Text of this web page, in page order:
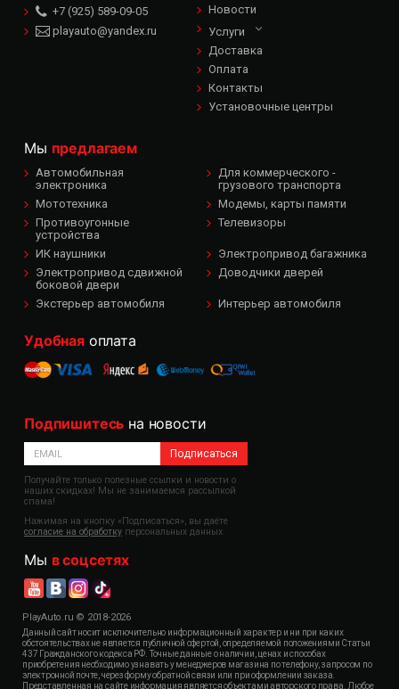
+7 (925) 589-09-05
playauto@yandex.ru
Новости
Услуги
Доставка
Оплата
Контакты
Установочные центры
Мы предлагаем
Автомобильная
электроника
Для коммерческого -
грузового транспорта
Мототехника
Модемы, карты памяти
Противоугонные
устройства
Телевизоры
ИК наушники
Электропривод багажника
Электропривод сдвижной
боковой двери
Доводчики дверей
Экстерьер автомобиля Интерьер автомобиля
Удобнаяоплата
Подпишитесь на новости
Подписаться
Получайте только полезные ссылки и новости о
наших скидках! Мы не занимаемся рассылкой
спама!
Нажимая на кнопку «Подписаться», вы даёте
согласие на обработку персональных данных.
Мы в соцсетях
PlayAuto.ru © 2018-2026
Данный сайт носит исключительно информационный характер и ни при каких
обстоятельствах не является публичной офертой, определяемой положениями Статьи
437 Гражданского кодекса РФ. Точные данные о наличии, ценах и способах
приобретения необходимо узнавать у менеджеров магазина по телефону, запросом по
электронной почте, через форму обратной связи или при оформлении заказа.
Представленная на сайте информация является объектами авторского права. Любое